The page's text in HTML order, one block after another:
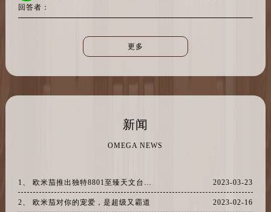
内蒙古自治区巴彦淖尔市临河区新华街欧米茄售后服务中心（需提前预约）
山西省晋城市城区黄华街欧米茄售后服务中心（需提前预约）
回答者：
更多
新闻
OMEGA NEWS
1、 欧米茄推出独特8801至臻天文台机芯腕表 2023-03-23
2、 欧米茄对你的宠爱，是超级又霸道 2023-02-16